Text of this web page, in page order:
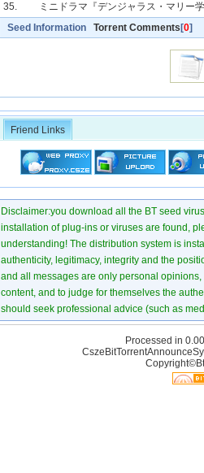
35. ミニドラマ『デンジャラス・マリー学
Seed Information Torrent Comments [0]
Friend Links
Disclaimer:you download all the BT seed
installation of plug-ins or viruses are found,
understanding! The distribution system is
authenticity, legitimacy, integrity and the
and all messages are only personal
content, and to judge for themselves the
should seek professional advice (such as
Processed in